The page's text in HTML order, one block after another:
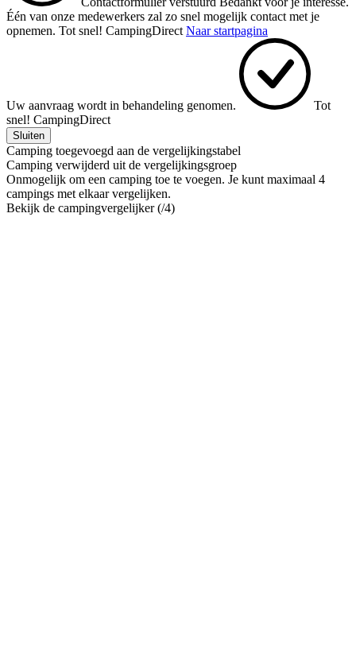
Één van onze medewerkers zal zo snel mogelijk contact met je
opnemen. Tot snel! CampingDirect Naar startpagina
Uw aanvraag wordt in behandeling genomen.
Tot
snel! CampingDirect
Sluiten
Camping toegevoegd aan de vergelijkingstabel
Camping verwijderd uit de vergelijkingsgroep
Onmogelijk om een camping toe te voegen. Je kunt maximaal 4
campings met elkaar vergelijken.
Bekijk de campingvergelijker (/4)